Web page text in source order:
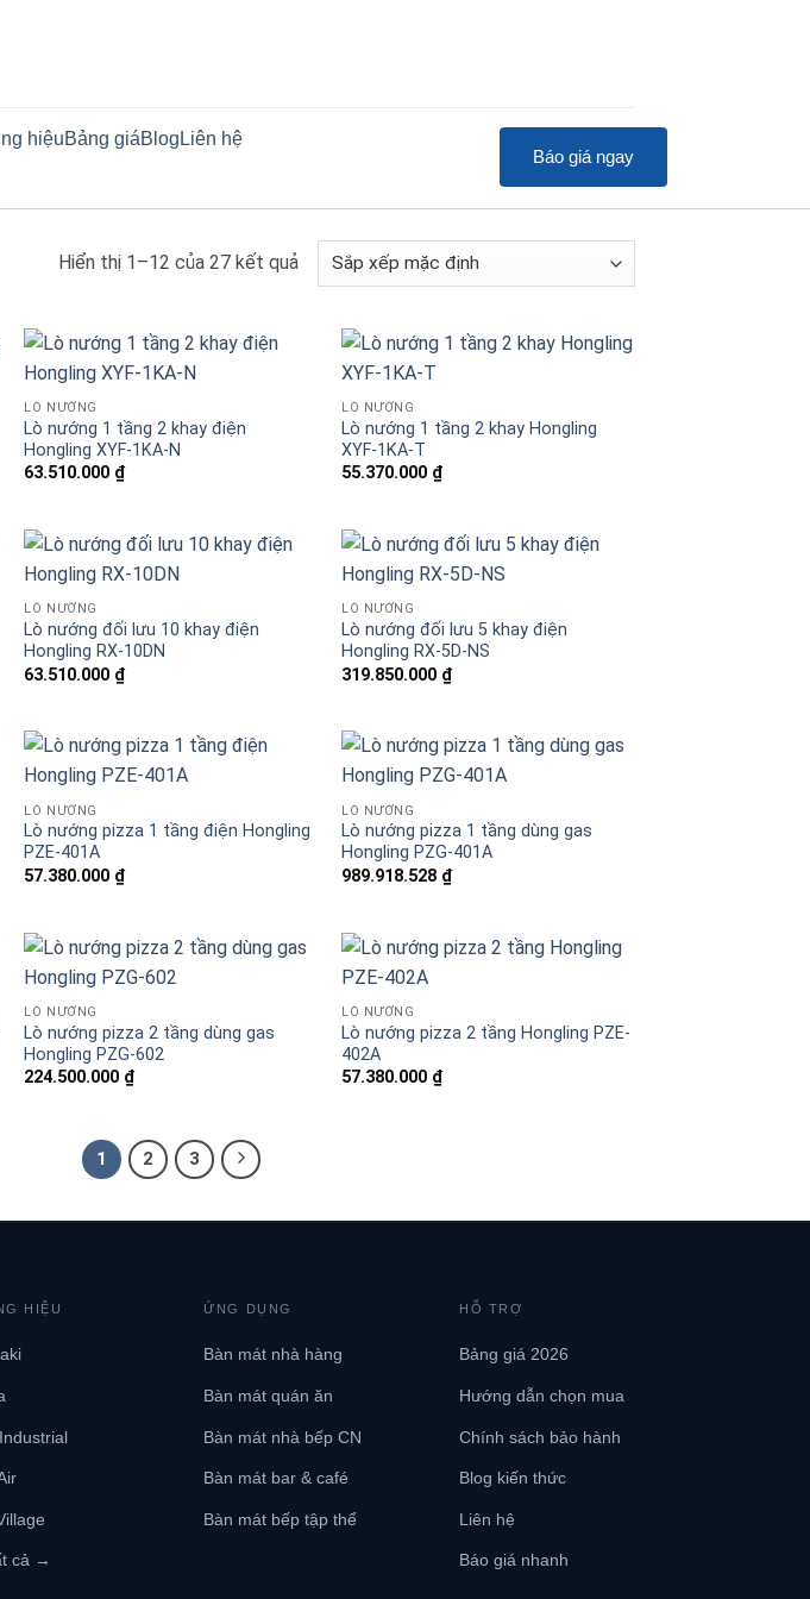
hiệuBảng giáBlog Liên hệ
Báo giá ngay
miễn phí →
Hiển thị 1–12 của 27 kết quả
LÒ NƯỚNG
Lò nướng 1 tầng 2 khay điện
Hongling XYF-1KA-N
63.510.000 ₫
LÒ NƯỚNG
Lò nướng 1 tầng 2 khay Hongling
XYF-1KA-T
55.370.000 ₫
LÒ NƯỚNG
Lò nướng đối lưu 10 khay điện
Hongling RX-10DN
63.510.000 ₫
LÒ NƯỚNG
Lò nướng đối lưu 5 khay điện
Hongling RX-5D-NS
319.850.000 ₫
LÒ NƯỚNG
Lò nướng pizza 1 tầng điện Hongling
PZE-401A
57.380.000 ₫
LÒ NƯỚNG
Lò nướng pizza 1 tầng dùng gas
Hongling PZG-401A
989.918.528 ₫
LÒ NƯỚNG
Lò nướng pizza 2 tầng dùng gas
Hongling PZG-602
224.500.000 ₫
LÒ NƯỚNG
Lò nướng pizza 2 tầng Hongling PZE-
402A
57.380.000 ₫
1 2 3
HIỆU
cả →
ỨNG DỤNG
Bàn mát nhà hàng
Bàn mát quán ăn
Bàn mát nhà bếp CN
Bàn mát bar & café
Bàn mát bếp tập thể
HỖ TRỢ
Bảng giá 2026
Hướng dẫn chọn mua
Chính sách bảo hành
Blog kiến thức
Liên hệ
Báo giá nhanh